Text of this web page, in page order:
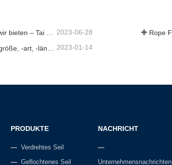
Was Kunden brauchen, was wir bieten – Tai an Rope Ltd 2023-06-28
2023-01-14
PRODUKTE
Verdrehtes Seil
Geflochtenes Seil
NACHRICHT
Unternehmensnachrichten